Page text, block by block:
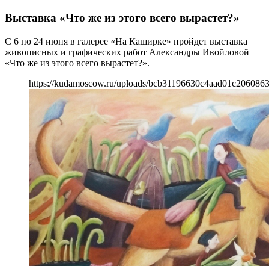
Выставка «Что же из этого всего вырастет?»
С 6 по 24 июня в галерее «На Каширке» пройдет выставка
живописных и графических работ Александры Ивойловой
«Что же из этого всего вырастет?».
https://kudamoscow.ru/uploads/